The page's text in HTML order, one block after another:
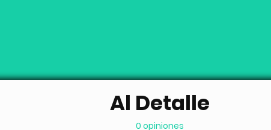
Al Detalle
0 opiniones